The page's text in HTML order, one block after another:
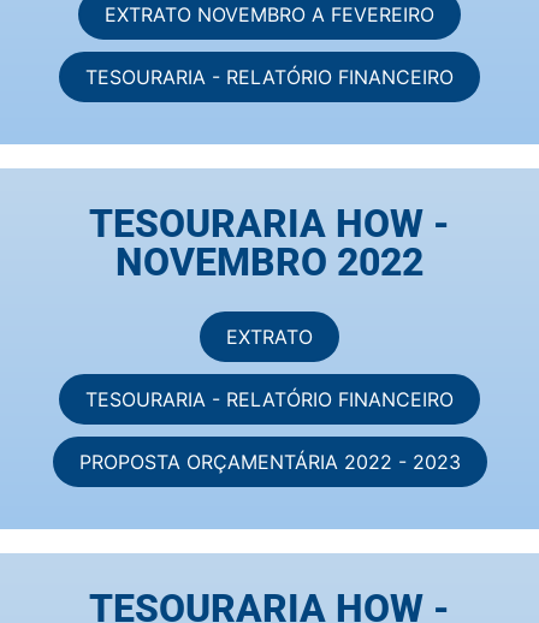
EXTRATO NOVEMBRO A FEVEREIRO
TESOURARIA - RELATÓRIO FINANCEIRO
TESOURARIA HOW -
NOVEMBRO 2022
EXTRATO
TESOURARIA - RELATÓRIO FINANCEIRO
PROPOSTA ORÇAMENTÁRIA 2022 - 2023
TESOURARIA HOW -